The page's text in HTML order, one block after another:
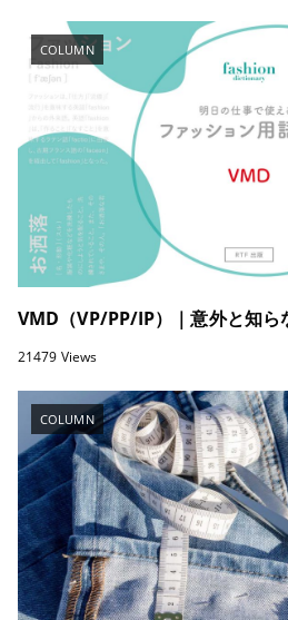
COLUMN
VMD（VP/PP/IP）｜意外と知ら
21479 Views
COLUMN